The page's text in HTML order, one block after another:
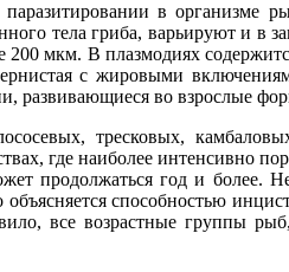
в организме
тела гриба, варьируют и в
мкм. В плазмодиях
с жировыми
развивающиеся во взрослые
тресковых,
где наиболее интенсивно
продолжаться год и более.
способностью
все возрастные группы рыб,